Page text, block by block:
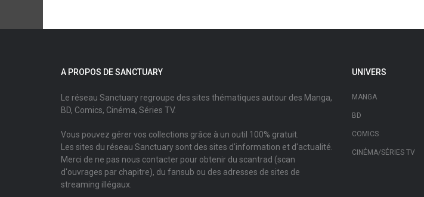
A PROPOS DE SANCTUARY
Le réseau Sanctuary regroupe des sites thématiques autour des Manga,
BD, Comics, Cinéma, Séries TV.
Vous pouvez gérer vos collections grâce à un outil 100% gratuit.
Les sites du réseau Sanctuary sont des sites d'information et d'actualité.
Merci de ne pas nous contacter pour obtenir du scantrad (scan
d'ouvrages par chapitre), du fansub ou des adresses de sites de
streaming illégaux.
UNIVERS
MANGA
BD
COMICS
CINÉMA/SÉRIES TV